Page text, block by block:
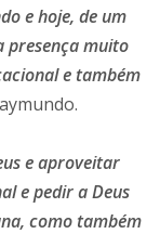
e hoje, de um
presença muito
e também
e aproveitar
epedir a Deus
como também